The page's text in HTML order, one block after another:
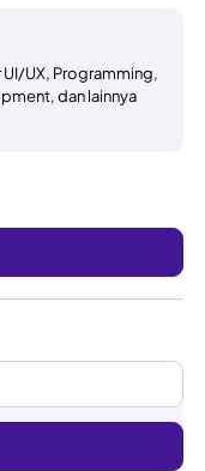
UX, Programming,
dan lainnya